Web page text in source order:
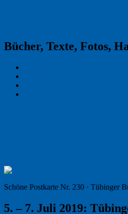
Bücher, Texte, Fotos,
Schöne Postkarte Nr. 230 · Tübinger
5. – 7. Juli 2019: